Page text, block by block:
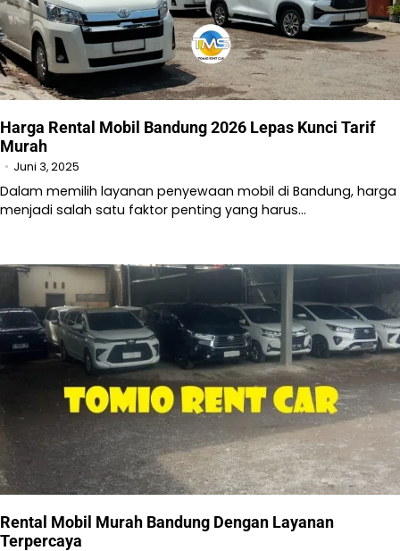
Harga Rental Mobil Bandung 2026 Lepas Kunci Tarif
Murah
Juni 3, 2025
Dalam memilih layanan penyewaan mobil di Bandung, harga
menjadi salah satu faktor penting yang harus…
Rental Mobil Murah Bandung Dengan Layanan
Terpercaya